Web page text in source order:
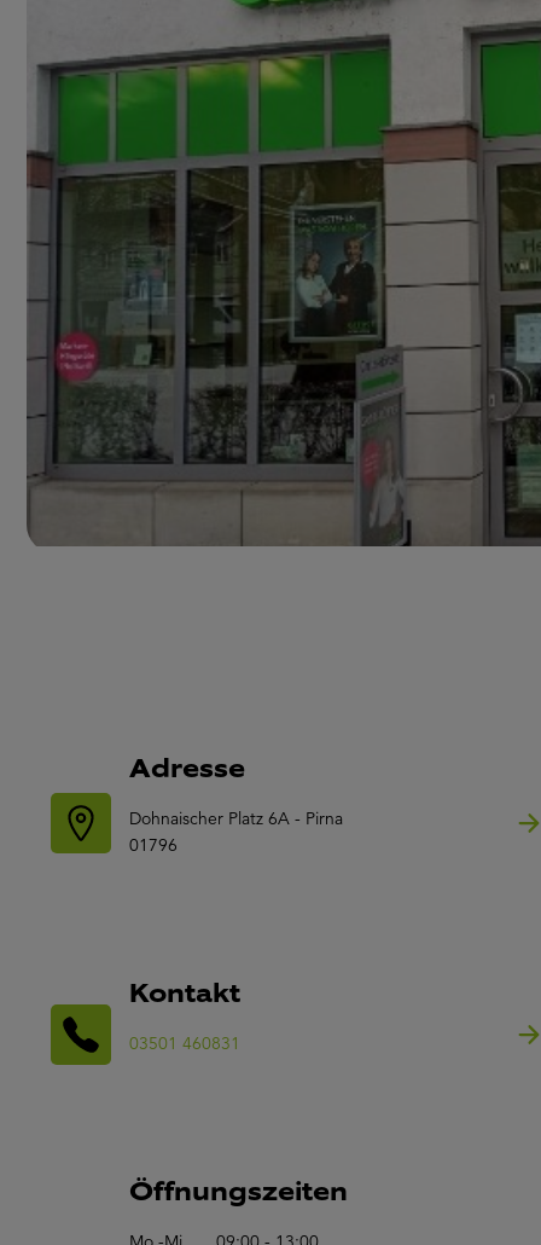
Adresse
Dohnaischer Platz 6A - Pirna
01796
Kontakt
03501 460831
Öffnungszeiten